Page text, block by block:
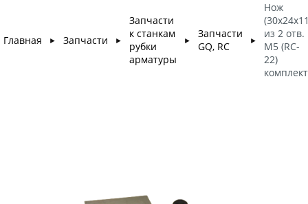
Главная ► Запчасти ►
Запчасти
к станкам
рубки
арматуры
►
Запчасти
GQ, RC
►
Нож
из 2 отв.
М5 (RC-
22)
комплект